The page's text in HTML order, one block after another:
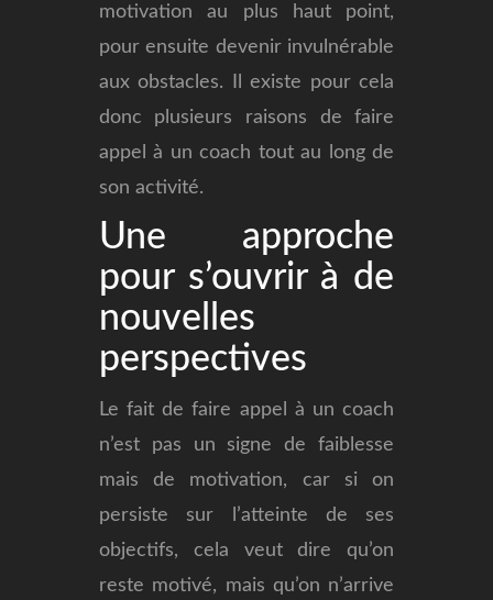
motivation au plus haut point,
pour ensuite devenir invulnérable
aux obstacles. Il existe pour cela
donc plusieurs raisons de faire
appel à un coach tout au long de
son activité.
Une approche
pour s’ouvrir à de
nouvelles
perspectives
Le fait de faire appel à un coach
n’est pas un signe de faiblesse
mais de motivation, car si on
persiste sur l’atteinte de ses
objectifs, cela veut dire qu’on
reste motivé, mais qu’on n’arrive